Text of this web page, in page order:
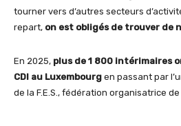
tourner vers d’autres secteurs
repart, on est obligés de trouver de
En 2025, plus de 1 800 intérimaires
CDI au Luxembourg en passant par
de la F.E.S., fédération organisatrice de